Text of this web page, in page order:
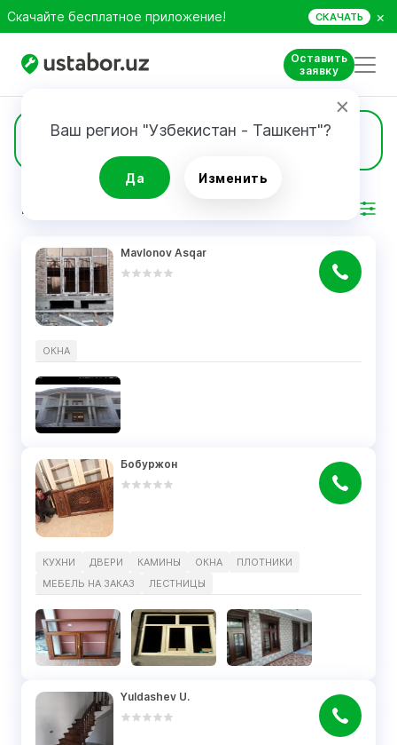
Скачайте бесплатное приложение! СКАЧАТЬ ×
Оставить
заявку
Ваш регион "Узбекистан - Ташкент"?
Да Изменить
Окна 4
РЕЗУЛЬТАТ
Mavlonov Asqar
ОКНА
Бобуржон
КУХНИ ДВЕРИ КАМИНЫ ОКНА
ПЛОТНИКИ
МЕБЕЛЬ НА ЗАКАЗ
ЛЕСТНИЦЫ
Yuldashev U.